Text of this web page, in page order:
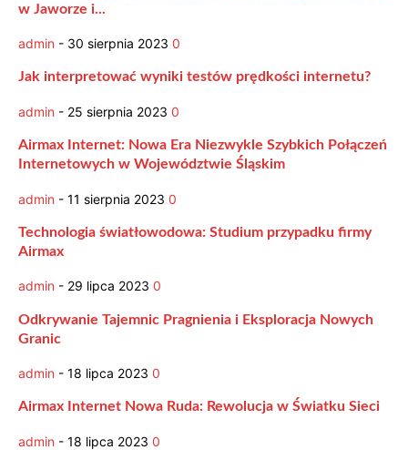
w Jaworze i...
admin - 30 sierpnia 2023 0
Jak interpretować wyniki testów prędkości internetu?
admin - 25 sierpnia 2023 0
Airmax Internet: Nowa Era Niezwykle Szybkich Połączeń
Internetowych w Województwie Śląskim
admin - 11 sierpnia 2023 0
Technologia światłowodowa: Studium przypadku firmy
Airmax
admin - 29 lipca 2023 0
Odkrywanie Tajemnic Pragnienia i Eksploracja Nowych
Granic
admin - 18 lipca 2023 0
Airmax Internet Nowa Ruda: Rewolucja w Światku Sieci
admin - 18 lipca 2023 0